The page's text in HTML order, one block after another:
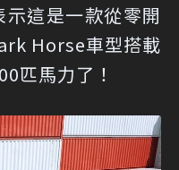
這是一款從零開
Horse車型搭載
匹馬力了！